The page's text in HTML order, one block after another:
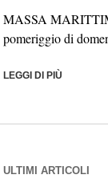
MASSA
pomeriggio di
LEGGI DI PIÙ
ULTIMI ARTICOLI